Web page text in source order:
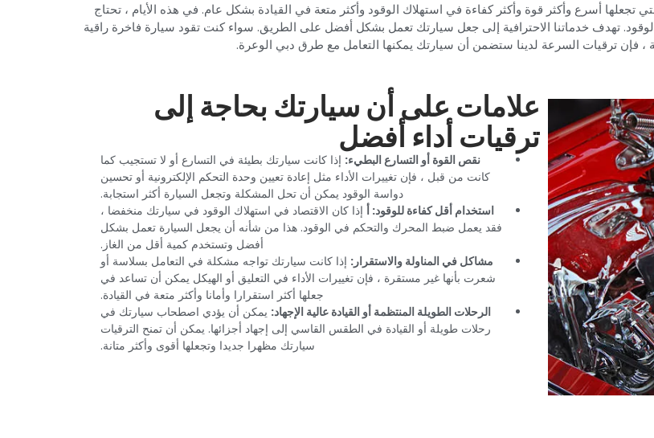
أسرع وأكثر قوة وأكثر كفاءة في استهلاك الوقود وأكثر متعة في القيادة بشكل عام. في هذه الأيام ، تحتاج
تهدف خدماتنا الاحترافية إلى جعل سيارتك تعمل بشكل أفضل على الطريق. سواء كنت تقود سيارة فاخرة راقية
، فإن ترقيات السرعة لدينا ستضمن أن سيارتك يمكنها التعامل مع طرق دبي الوعرة.‏
‏علامات على أن سيارتك بحاجة إلى
ترقيات أداء أفضل‏
‏نقص القوة أو التسارع البطيء:‏ ‏إذا كانت سيارتك بطيئة في التسارع أو لا تستجيب كما
كانت من قبل ، فإن تغييرات الأداء مثل إعادة تعيين وحدة التحكم الإلكترونية أو تحسين
دواسة الوقود يمكن أن تحل المشكلة وتجعل السيارة أكثر استجابة.‏
‏استخدام أقل كفاءة للوقود: أ‏ ‏إذا كان الاقتصاد في استهلاك الوقود في سيارتك منخفضا ،
فقد يعمل ضبط المحرك والتحكم في الوقود. هذا من شأنه أن يجعل السيارة تعمل بشكل
أفضل وتستخدم كمية أقل من الغاز.‏
‏مشاكل في المناولة والاستقرار:‏ ‏ إذا كانت سيارتك تواجه مشكلة في التعامل بسلاسة أو
شعرت بأنها غير مستقرة ، فإن تغييرات الأداء في التعليق أو الهيكل يمكن أن تساعد في
جعلها أكثر استقرارا وأمانا وأكثر متعة في القيادة.‏
‏الرحلات الطويلة المنتظمة أو القيادة عالية الإجهاد:‏ ‏يمكن أن يؤدي اصطحاب سيارتك في
رحلات طويلة أو القيادة في الطقس القاسي إلى إجهاد أجزائها. يمكن أن تمنح الترقيات
سيارتك مظهرا جديدا وتجعلها أقوى وأكثر متانة.‏